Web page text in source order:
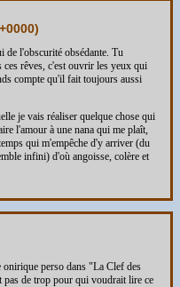
)
de l'obscurité obsédante. Tu
rêves, c'est ouvrir les yeux qui
compte qu'il fait toujours aussi
je vais réaliser quelque chose qui
l'amour à une nana qui me plaît,
qui m'empêche d'y arriver (du
infini) d'où angoisse, colère et
perso dans "La Clef des
de trop pour qui voudrait lire ce